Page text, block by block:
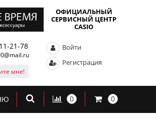
ОФИЦИАЛЬНЫЙ
СЕРВИСНЫЙ ЦЕНТР
CASIO
21-78
мне!
Войти
Регистрация
0 0